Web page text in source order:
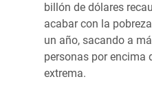
billón de dólares
acabar con la
un año, sacando a
personas por encima
extrema.